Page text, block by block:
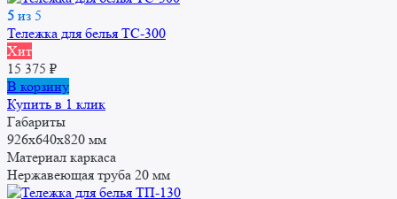
5 из 5
Тележка для белья ТС-300
Хит
15 375 ₽
В корзину
Купить в 1 клик
Габариты
926х640х820 мм
Материал каркаса
Нержавеющая труба 20 мм